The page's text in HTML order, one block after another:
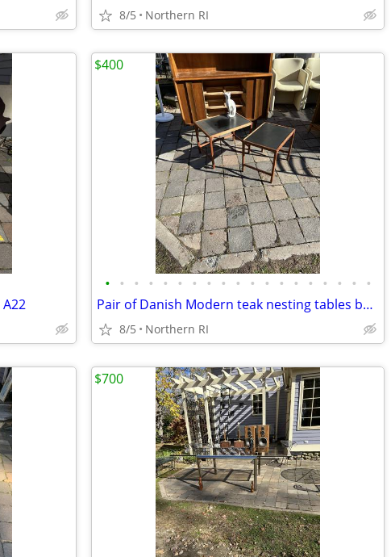
8/5 Northern RI
• • • • • • • • • • • • • • • • • • •
Pair of Danish Modern teak nesting tables by Kurt Ostervig A138
8/5 Northern RI
$400
$700